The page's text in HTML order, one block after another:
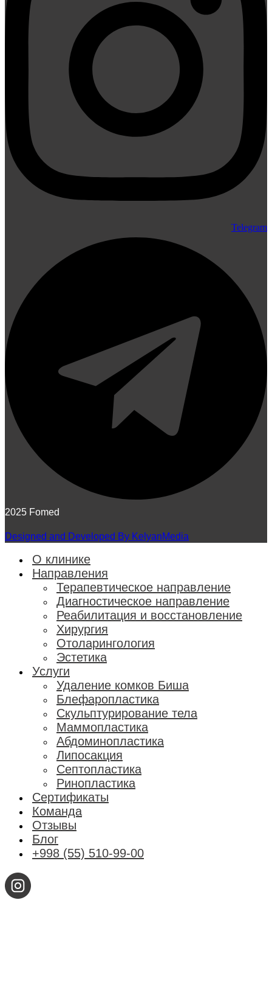
Telegram
2025 Fomed
Designed and Developed By KelyanMedia
О клинике
Направления
Терапевтическое направление
Диагностическое направление
Реабилитация и восстановление
Хирургия
Отоларингология
Эстетика
Услуги
Удаление комков Биша
Блефаропластика
Скульптурирование тела
Маммопластика
Абдоминопластика
Липосакция
Септопластика
Ринопластика
Сертификаты
Команда
Отзывы
Блог
+998 (55) 510-99-00